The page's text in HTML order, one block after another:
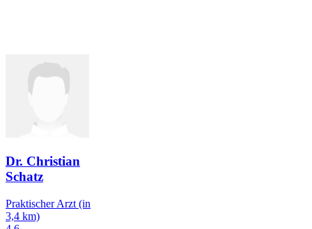
Dr. Christian
Schatz
Praktischer Arzt (in
3,4 km)